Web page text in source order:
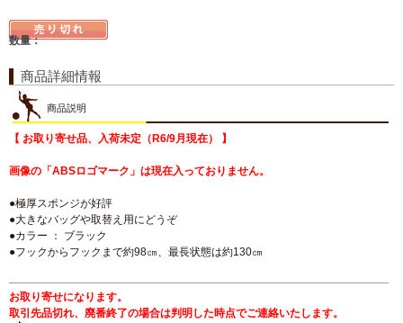
数量：
商品詳細情報
商品説明
【 お取り寄せ品、入荷未定（R6/9月現在） 】
画像の「ABSロゴマーク」は現在入っておりません。
●極厚スポンジが好評
●大きなバッグや取替え用にどうぞ
●カラー ： ブラック
●フックからフックまで約98㎝、最長状態は約130㎝
お取り寄せになります。
取引先品切れ、廃番終了の場合は判明した時点でご連絡いたします。